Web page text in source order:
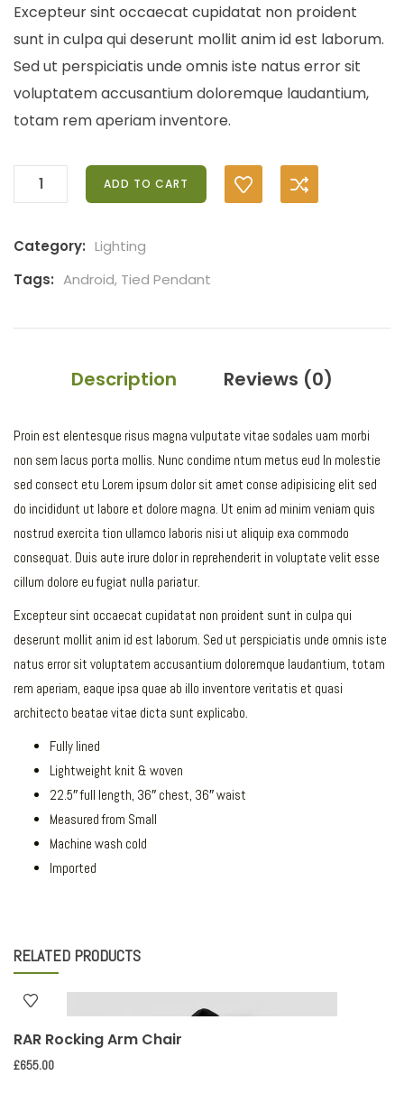
customer
ratings
Excepteur sint occaecat cupidatat non proident
sunt in culpa qui deserunt mollit anim id est laborum.
Sed ut perspiciatis unde omnis iste natus error sit
voluptatem accusantium doloremque laudantium,
totam rem aperiam inventore.
ADD TO CART
Category: Lighting
Tags: Android, Tied Pendant
Description Reviews (0)
Proin est elentesque risus magna vulputate vitae sodales uam morbi
non sem lacus porta mollis. Nunc condime ntum metus eud In molestie
sed consect etu Lorem ipsum dolor sit amet conse adipisicing elit sed
do incididunt ut labore et dolore magna. Ut enim ad minim veniam quis
nostrud exercita tion ullamco laboris nisi ut aliquip exa commodo
consequat. Duis aute irure dolor in reprehenderit in voluptate velit esse
cillum dolore eu fugiat nulla pariatur.
Excepteur sint occaecat cupidatat non proident sunt in culpa qui
deserunt mollit anim id est laborum. Sed ut perspiciatis unde omnis iste
natus error sit voluptatem accusantium doloremque laudantium, totam
rem aperiam, eaque ipsa quae ab illo inventore veritatis et quasi
architecto beatae vitae dicta sunt explicabo.
Fully lined
Lightweight knit & woven
22.5″ full length, 36″ chest, 36″ waist
Measured from Small
Machine wash cold
Imported
RELATED PRODUCTS
RAR Rocking Arm Chair
£655.00